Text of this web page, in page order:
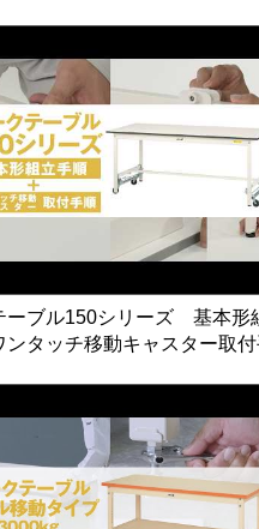
ーブル150シリーズ 基本形
ンタッチ移動キャスター取